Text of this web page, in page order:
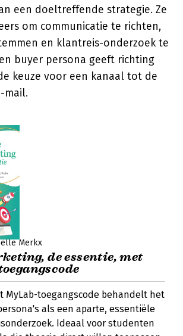
een doeltreffende strategie. Ze
om communicatie te richten,
en klantreis-onderzoek te
buyer persona geeft richting
keuze voor een kanaal tot de
mail.
Merkx
de essentie, met
MyLab-toegangscode behandelt het
als een aparte, essentiële
Ideaal voor studenten